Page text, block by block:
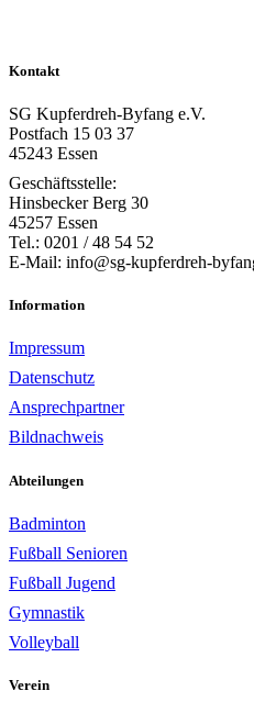
Kontakt
SG Kupferdreh-Byfang e.V.
Postfach 15 03 37
45243 Essen
Geschäftsstelle:
Hinsbecker Berg 30
45257 Essen
Tel.: 0201 / 48 54 52
E-Mail: info@sg-kupferdreh-
Information
Impressum
Datenschutz
Ansprechpartner
Bildnachweis
Abteilungen
Badminton
Fußball Senioren
Fußball Jugend
Gymnastik
Volleyball
Verein